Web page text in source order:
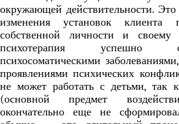
окружающей действительности. Это
изменения установок
собственной личности и
психотерапия успешно
психосоматическими
проявлениями психических
не может работать с детьми, так
(основной предмет
окончательно еще не